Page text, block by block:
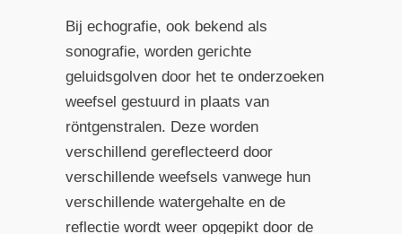
Bij echografie, ook bekend als
sonografie, worden gerichte
geluidsgolven door het te onderzoeken
weefsel gestuurd in plaats van
röntgenstralen. Deze worden
verschillend gereflecteerd door
verschillende weefsels vanwege hun
verschillende watergehalte en de
reflectie wordt weer opgepikt door de